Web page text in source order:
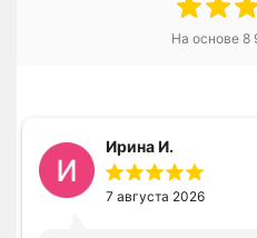
На основе 8
Ирина И.
7 августа 2026